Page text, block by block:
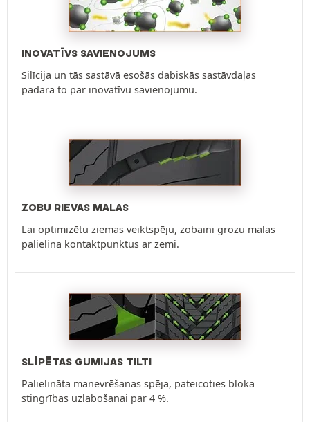
INOVATĪVS SAVIENOJUMS
Silīcija un tās sastāvā esošās dabiskās sastāvdaļas
padara to par inovatīvu savienojumu.
ZOBU RIEVAS MALAS
Lai optimizētu ziemas veiktspēju, zobaini grozu malas
palielina kontaktpunktus ar zemi.
SLĪPĒTAS GUMIJAS TILTI
Palielināta manevrēšanas spēja, pateicoties bloka
stingrības uzlabošanai par 4 %.